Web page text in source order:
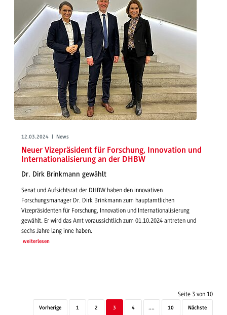
12.03.2024 | News
Neuer Vizepräsident für Forschung, Innovation und
Internationalisierung an der DHBW
Dr. Dirk Brinkmann gewählt
Senat und Aufsichtsrat der DHBW haben den innovativen
Forschungsmanager Dr. Dirk Brinkmann zum hauptamtlichen
Vizepräsidenten für Forschung, Innovation und Internationalisierung
gewählt. Er wird das Amt voraussichtlich zum 01.10.2024 antreten und
sechs Jahre lang inne haben.
weiterlesen
Seite 3 von 10
Vorherige 1 2 3 4 .... 10 Nächste